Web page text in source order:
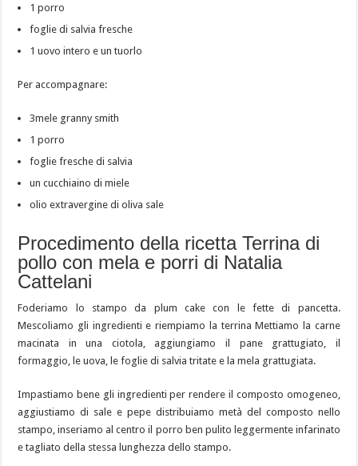
1 porro
foglie di salvia fresche
1 uovo intero e un tuorlo
Per accompagnare:
3mele granny smith
1 porro
foglie fresche di salvia
un cucchiaino di miele
olio extravergine di oliva sale
Procedimento della ricetta Terrina di
pollo con mela e porri di Natalia
Cattelani
Foderiamo lo stampo da plum cake con le fette di pancetta.
Mescoliamo gli ingredienti e riempiamo la terrina Mettiamo la carne
macinata in una ciotola, aggiungiamo il pane grattugiato, il
formaggio, le uova, le foglie di salvia tritate e la mela grattugiata.
Impastiamo bene gli ingredienti per rendere il composto omogeneo,
aggiustiamo di sale e pepe distribuiamo metà del composto nello
stampo, inseriamo al centro il porro ben pulito leggermente infarinato
e tagliato della stessa lunghezza dello stampo.